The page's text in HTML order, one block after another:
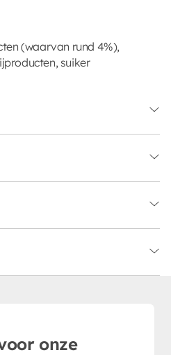
(waarvan rund 4%),
suiker
onze